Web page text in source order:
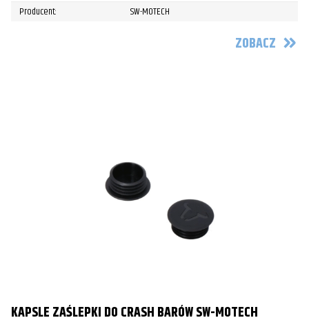
Producent:
SW-MOTECH
ZOBACZ
KAPSLE ZAŚLEPKI DO CRASH BARÓW SW-MOTECH